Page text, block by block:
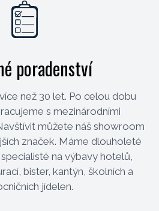
poradenství
než 30 let. Po celou dobu
s mezinárodními
můžete náš showroom
značek. Máme dlouholeté
na výbavy hotelů,
bister, kantýn, školních a
jídelen.